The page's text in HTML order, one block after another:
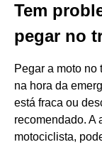
Tem
pegar no
Pegar a moto
na hora da
está fraca ou
recomendado. A
motociclista,